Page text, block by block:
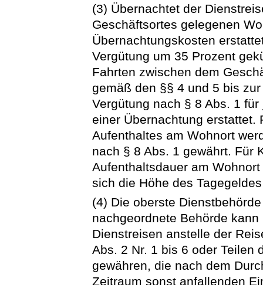
(3) Übernachtet der
Geschäftsortes gelegenen
Übernachtungskosten
Vergütung um 35 Prozent
Fahrten zwischen dem
gemäß den §§ 4 und 5 bis
Vergütung nach § 8 Abs. 1
einer Übernachtung erstattet.
Aufenthaltes am Wohnort
nach § 8 Abs. 1 gewährt. Für
Aufenthaltsdauer am
sich die Höhe des
(4) Die oberste
nachgeordnete Behörde
Dienstreisen anstelle der
Abs. 2 Nr. 1 bis 6 oder Teilen
gewähren, die nach dem
Zeitraum sonst anfallenden